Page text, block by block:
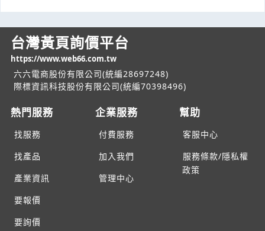
台灣黃頁詢價平台
https://www.web66.com.tw
六六電商股份有限公司(統編28697248)
際標資訊科技股份有限公司(統編70398496)
熱門服務
找服務
找產品
產業資訊
要報價
要詢價
企業服務
付費服務
加入我們
管理中心
幫助
客服中心
服務條款/隱私權
政策